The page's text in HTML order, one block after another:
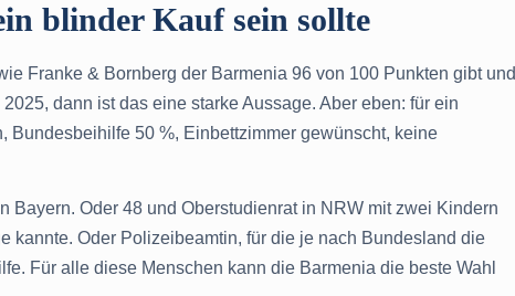
blinder Kauf sein sollte
Franke & Bornberg der Barmenia 96 von 100 Punkten gibt und
dann ist das eine starke Aussage. Aber eben: für ein
Bundesbeihilfe 50 %, Einbettzimmer gewünscht, keine
Bayern. Oder 48 und Oberstudienrat in NRW mit zwei Kindern
kannte. Oder Polizeibeamtin, für die je nach Bundesland die
Für alle diese Menschen kann die Barmenia die beste Wahl